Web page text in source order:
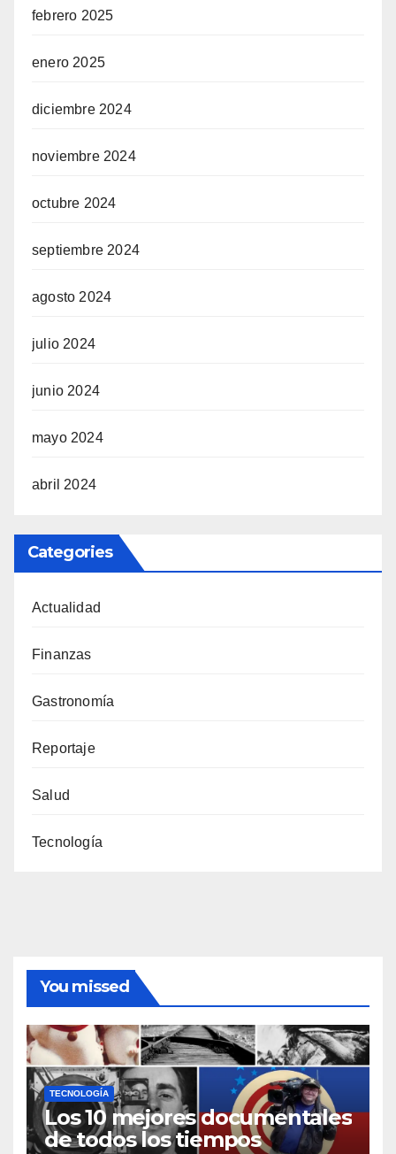
febrero 2025
enero 2025
diciembre 2024
noviembre 2024
octubre 2024
septiembre 2024
agosto 2024
julio 2024
junio 2024
mayo 2024
abril 2024
Categories
Actualidad
Finanzas
Gastronomía
Reportaje
Salud
Tecnología
You missed
TECNOLOGÍA
Los 10 mejores documentales
de todos los tiempos